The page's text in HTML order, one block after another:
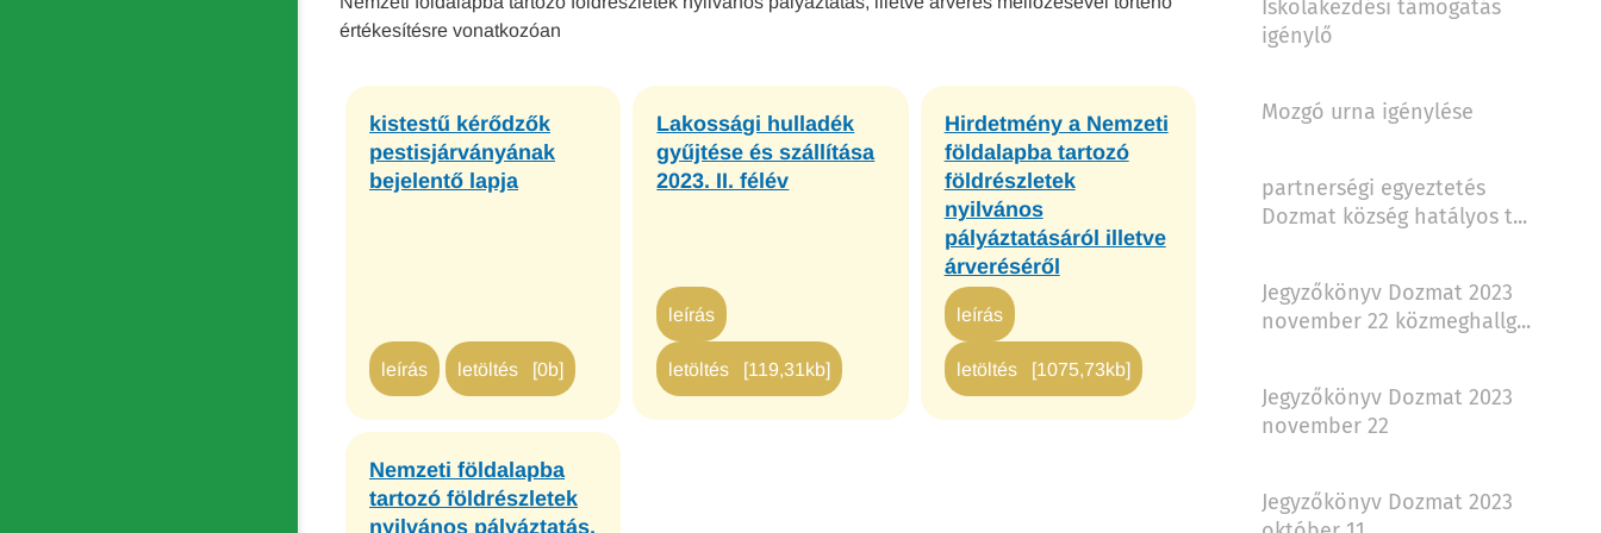
Iskolakezdési támogatás
igénylő
Mozgó urna igénylése
partnerségi egyeztetés
Dozmat község hatályos t...
Jegyzőkönyv Dozmat 2023
november 22 közmeghallg...
Jegyzőkönyv Dozmat 2023
november 22
Jegyzőkönyv Dozmat 2023
értékesítésre vonatkozóan
kistestű kérődzők
pestisjárványának
bejelentő lapja
leírás letöltés [0b]
Lakossági hulladék
gyűjtése és szállítása
2023. II. félév
leírás
letöltés [119,31kb]
Hirdetmény a Nemzeti
földalapba tartozó
földrészletek
nyilvános
pályáztatásáról illetve
árveréséről
leírás
letöltés [1075,73kb]
Nemzeti földalapba
tartozó földrészletek
nyilvános pályáztatás,